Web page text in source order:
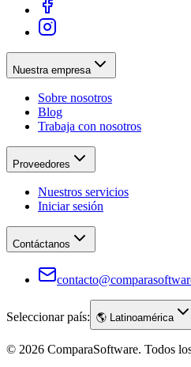
Nuestra empresa
Sobre nosotros
Blog
Trabaja con nosotros
Proveedores
Nuestros servicios
Iniciar sesión
Contáctanos
Seleccionar país: 🌎 Latinoamérica
© 2026 ComparaSoftware. Todos